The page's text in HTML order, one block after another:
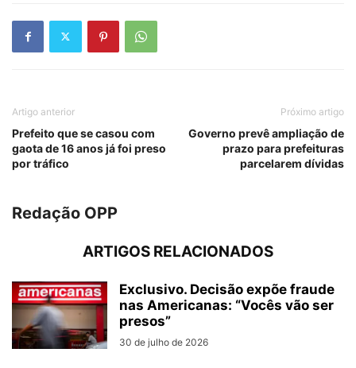
Artigo anterior
Prefeito que se casou com
gaota de 16 anos já foi preso
por tráfico
Próximo artigo
Governo prevê ampliação de
prazo para prefeituras
parcelarem dívidas
Redação OPP
ARTIGOS RELACIONADOS
Exclusivo. Decisão expõe fraude
nas Americanas: “Vocês vão ser
presos”
30 de julho de 2026